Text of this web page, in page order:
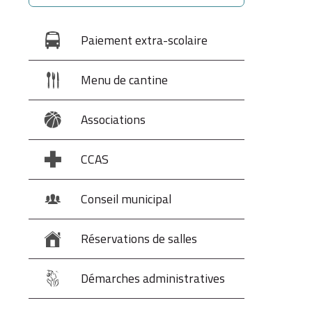
Paiement extra-scolaire
Menu de cantine
Associations
CCAS
Conseil municipal
Réservations de salles
Démarches administratives